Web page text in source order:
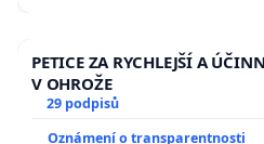
PETICE ZA RYCHLEJŠÍ A
V OHROŽE
29 podpisů
Oznámení o transparentnosti